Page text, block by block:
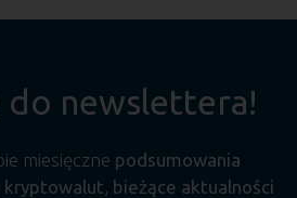
do newslettera!
miesięczne podsumowania
kryptowalut, bieżące aktualności